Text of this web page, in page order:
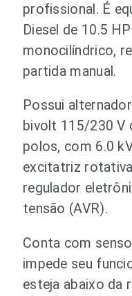
profissional. É
Diesel de 10.5
monocilíndrico,
partida manual.
Possui
bivolt 115/230 V
polos, com 6.0
excitatriz
regulador
tensão (AVR).
Conta com
impede seu
esteja abaixo da